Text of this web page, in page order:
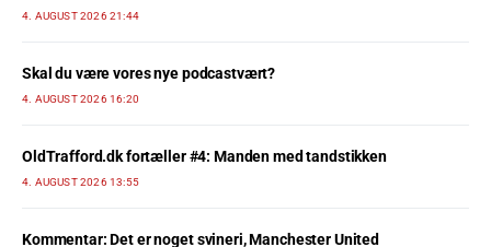
4. AUGUST 2026 21:44
Skal du være vores nye podcastvært?
4. AUGUST 2026 16:20
OldTrafford.dk fortæller #4: Manden med tandstikken
4. AUGUST 2026 13:55
Kommentar: Det er noget svineri, Manchester United